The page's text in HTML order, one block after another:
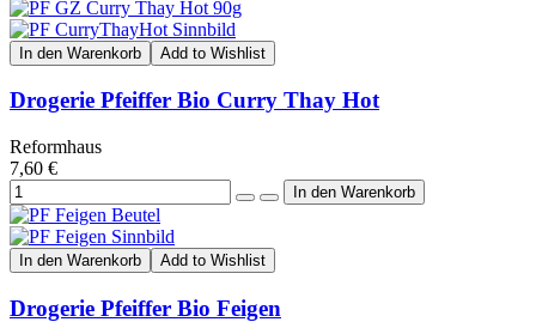
In den Warenkorb Add to Wishlist
Drogerie Pfeiffer Bio Curry Thay Hot
Reformhaus
7,60 €
In den Warenkorb Add to Wishlist
Drogerie Pfeiffer Bio Feigen